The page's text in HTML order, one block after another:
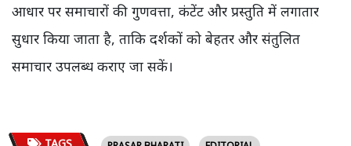
आधार पर समाचारों की गुणवत्ता, कंटेंट और प्रस्तुति में लगातार
सुधार किया जाता है, ताकि दर्शकों को बेहतर और संतुलित
समाचार उपलब्ध कराए जा सकें।